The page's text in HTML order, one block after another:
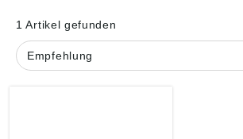
1 Artikel gefunden